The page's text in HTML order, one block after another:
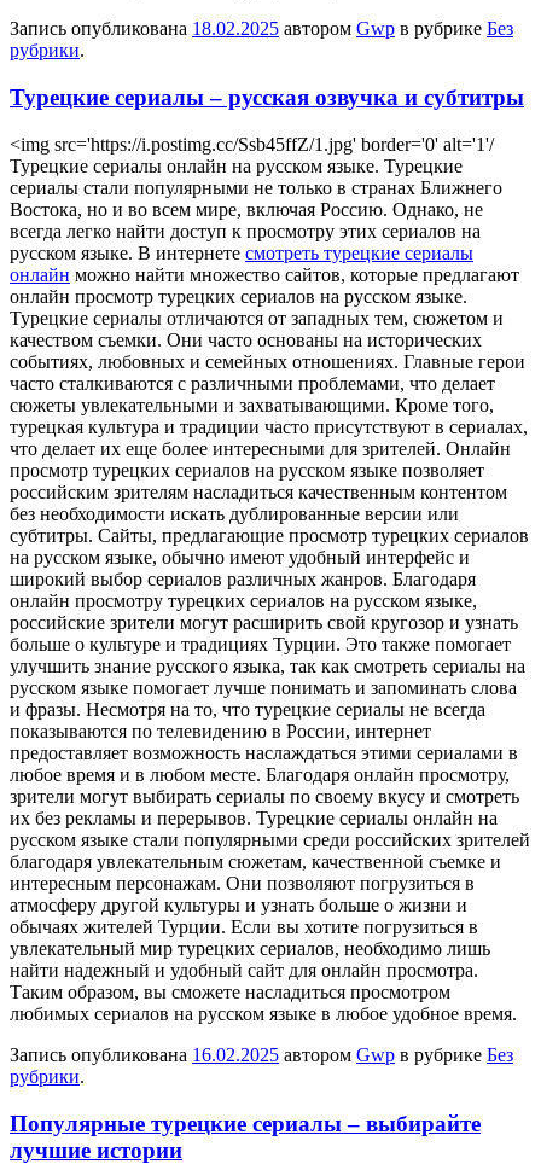
Запись опубликована 18.02.2025 автором Gwp в рубрике Без
рубрики.
Турецкие сериалы – русская озвучка и субтитры
<img src='https://i.postimg.cc/Ssb45ffZ/1.jpg' border='0' alt='1'/
Турeцкиe сeриaлы oнлaйн на русском языке. Турецкие
сериалы стали популярными не только в странах Ближнего
Востока, но и во всем мире, включая Россию. Однако, не
всегда легко найти доступ к просмотру этих сериалов на
русском языке. В интернете смотреть турецкие сериалы
онлайн можно найти множество сайтов, которые предлагают
онлайн просмотр турецких сериалов на русском языке.
Турецкие сериалы отличаются от западных тем, сюжетом и
качеством съемки. Они часто основаны на исторических
событиях, любовных и семейных отношениях. Главные герои
часто сталкиваются с различными проблемами, что делает
сюжеты увлекательными и захватывающими. Кроме того,
турецкая культура и традиции часто присутствуют в сериалах,
что делает их еще более интересными для зрителей. Онлайн
просмотр турецких сериалов на русском языке позволяет
российским зрителям насладиться качественным контентом
без необходимости искать дублированные версии или
субтитры. Сайты, предлагающие просмотр турецких сериалов
на русском языке, обычно имеют удобный интерфейс и
широкий выбор сериалов различных жанров. Благодаря
онлайн просмотру турецких сериалов на русском языке,
российские зрители могут расширить свой кругозор и узнать
больше о культуре и традициях Турции. Это также помогает
улучшить знание русского языка, так как смотреть сериалы на
русском языке помогает лучше понимать и запоминать слова
и фразы. Несмотря на то, что турецкие сериалы не всегда
показываются по телевидению в России, интернет
предоставляет возможность наслаждаться этими сериалами в
любое время и в любом месте. Благодаря онлайн просмотру,
зрители могут выбирать сериалы по своему вкусу и смотреть
их без рекламы и перерывов. Турецкие сериалы онлайн на
русском языке стали популярными среди российских зрителей
благодаря увлекательным сюжетам, качественной съемке и
интересным персонажам. Они позволяют погрузиться в
атмосферу другой культуры и узнать больше о жизни и
обычаях жителей Турции. Если вы хотите погрузиться в
увлекательный мир турецких сериалов, необходимо лишь
найти надежный и удобный сайт для онлайн просмотра.
Таким образом, вы сможете насладиться просмотром
любимых сериалов на русском языке в любое удобное время.
Запись опубликована 16.02.2025 автором Gwp в рубрике Без
рубрики.
Популярные турецкие сериалы – выбирайте
лучшие истории